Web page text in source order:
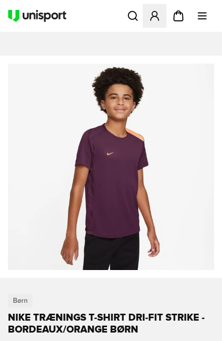
Åbner en Modal til at
Børn
NIKE TRÆNINGS T-SHIRT DRI-FIT STRIKE -
BORDEAUX/ORANGE BØRN